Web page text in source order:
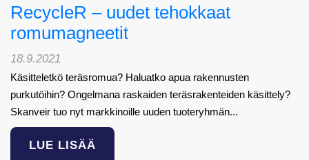
RecycleR – uudet tehokkaat
romumagneetit
18.9.2021
Käsitteletkö teräsromua? Haluatko apua rakennusten
purkutöihin? Ongelmana raskaiden teräsrakenteiden käsittely?
Skanveir tuo nyt markkinoille uuden tuoteryhmän...
LUE LISÄÄ